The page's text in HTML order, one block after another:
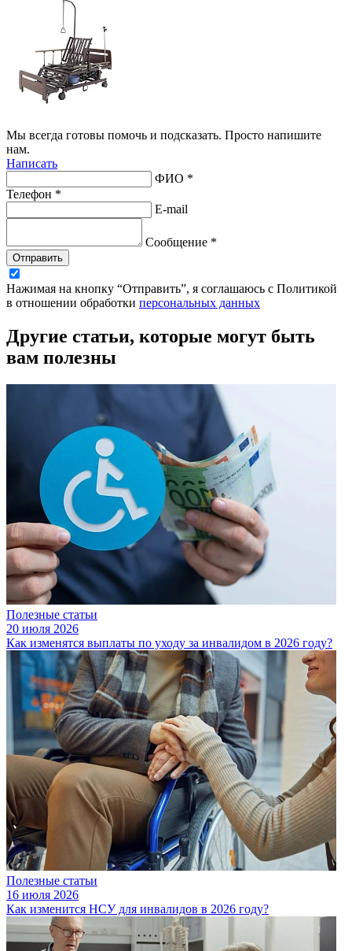
Мы всегда готовы помочь и подсказать. Просто напишите
нам.
Написать
ФИО *
Телефон *
E-mail
Сообщение *
Отправить
Нажимая на кнопку “Отправить”, я соглашаюсь с Политикой
в отношении обработки персональных данных
Другие статьи, которые могут быть
вам полезны
Полезные статьи
20 июля 2026
Как изменятся выплаты по уходу за инвалидом в 2026 году?
Полезные статьи
16 июля 2026
Как изменится НСУ для инвалидов в 2026 году?